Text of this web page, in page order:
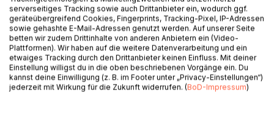
Vordermann bringen soll, entpuppt sich als ein
Sammelsurium skurriler Kuriositäten, die kein Tourist kauft.
Anne krempelt die Ärmel hoch und packt es an, aber das
Schicksal ist noch nicht fertig damit, sie in Schwierigkeiten
zu ertränken – und das wortwörtlich …
Vincents Plan, in Cornwall Erholung und neue Inspiration zu
serverseitiges Tracking sowie auch Drittanbieter ein, wodurch ggf.
geräteübergreifend Cookies, Fingerprints, Tracking-Pixel, IP-Adressen
sowie gehashte E-Mail-Adressen genutzt werden. Auf unserer Seite
betten wir zudem Drittinhalte von anderen Anbietern ein (Video-
Plattformen). Wir haben auf die weitere Datenverarbeitung und ein
etwaiges Tracking durch den Drittanbieter keinen Einfluss. Mit deiner
Einstellung willigst du in die oben beschriebenen Vorgänge ein. Du
kannst deine Einwilligung (z. B. im Footer unter „Privacy-Einstellungen“)
jederzeit mit Wirkung für die Zukunft widerrufen. (BoD-Impressum)